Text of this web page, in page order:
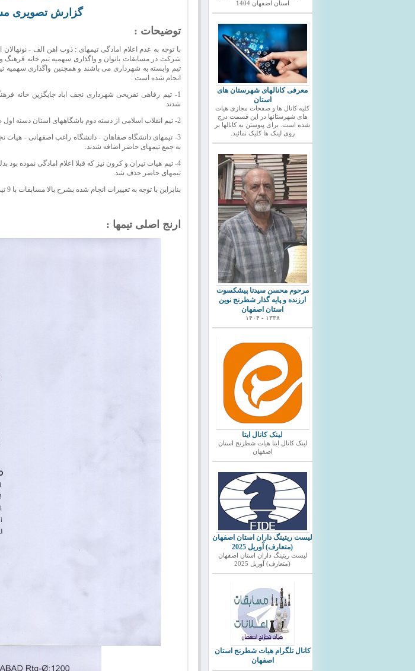
استان اصفهان 1404
معرفی کانالهای شهرستان های
استان
کلیه کانال ها و صفحات مجازی هیات
های شهرستانها در این قسمت درج
شده است. برای پیوستن به کانالها بر
روی لینک ها کلیک نمائید.
مرحوم محسن سیدنا پیشکسوت
ارزنده و پایه گذار شطرنج نوین
استان اصفهان
۱۳۳۸ - ۱۴۰۴
لینک کانال ایتا
لینک کانال ایتا هیات شطرنج استان
اصفهان
ليست ريتينگ داران استان اصفهان
(متعارف) آوریل 2025
ليست ريتينگ داران استان اصفهان
(متعارف) آوریل 2025
کانال تلگرام هیات شطرنج استان
اصفهان
گزارش تصویری
توضیحات :
با توجه به عدم اعلام امادگی تیمهای : ذوب اهن الف -
شرکت در مسابقات بانوان و واگذاری سهمیه تیم خانه فرهنگ
تیم وابسته به شهرداری می باشند و همچنین واگذاری سهمیه
انجام شده است :
1- تیم رفاهی تفریحی شهرداری نجف اباد جایگزین خانه
شدند.
2- تیم انقلاب اسلامی از دسته دوم باشگاههای استان دسته اول صعود نمود.
3- تیمهای دانشگاه صفاهان - دانشگاه راغب اصفهانی - هیات
به جمع تیمهای حاضر اضافه شدند.
4- تیم هیات تیران و کرون نیز که قبلا اعلام امادگی نموده
تیمهای حاضر حذف شد.
بنابراین با توجه به تغییرات انجام شده بشرح بالا مسابقات با 9 تیم در 7 دور به روش سوئیسی برگزار خواهد شد.
ارنج اصلی تیمها :